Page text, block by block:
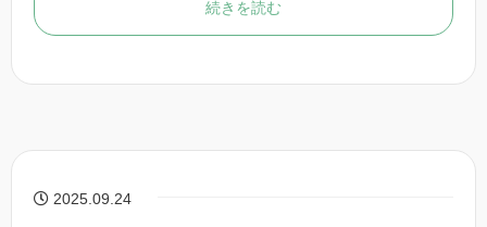
続きを読む
2025.09.24